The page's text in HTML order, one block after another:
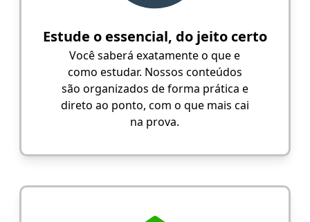
Estude o essencial, do jeito certo
Você saberá exatamente o que e
como estudar. Nossos conteúdos
são organizados de forma prática e
direto ao ponto, com o que mais cai
na prova.